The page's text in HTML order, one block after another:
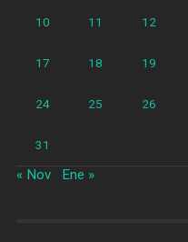
10 11 12
17 18 19
24 25 26
31
« Nov Ene »